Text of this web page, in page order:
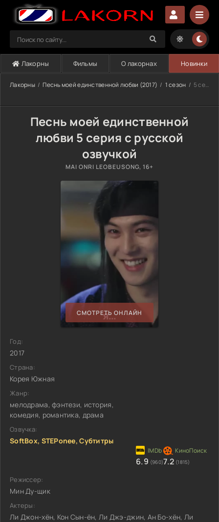
Лакорны Фильмы О лакорнах Новинки
Лакорны Песнь моей единственной любви (2017) 1 сезон 5 серия
Песнь моей единственной
любви 5 серия с русской
озвучкой
MAI ONRI LEOBEUSONG, 16+
СМОТРЕТЬ ОНЛАЙН
Год:
2017
Страна:
Корея Южная
Жанр:
мелодрама, фэнтези, история,
комедия, романтика, драма
Озвучка:
SoftBox, STEPonee, Субтитры
6.9 (960)7.2 (1815)
Режиссер:
Мин Ду-щик
Актеры:
Ли Джон-хён, Кон Сын-ён, Ли Джэ-джин, Ан Бо-хён, Ли